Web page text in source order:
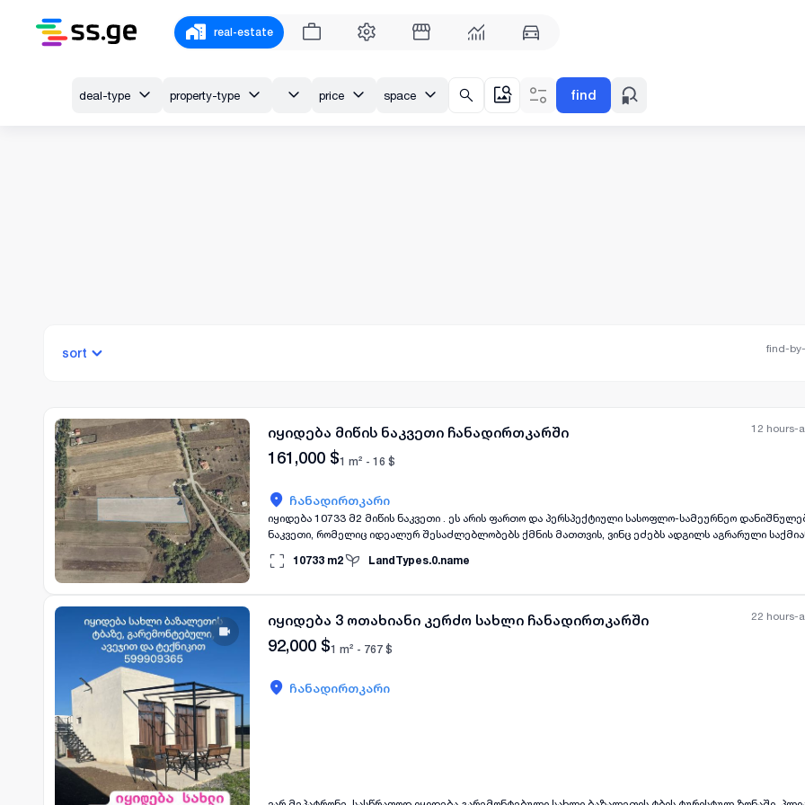
real-estate
deal-type property-type price space find
sort find-
12 hours-
იყიდება მიწის ნაკვეთი ჩანადირთკარში
161,000 $1 m² - 16 $
ჩანადირთკარი
იყიდება 10733 მ2 მიწის ნაკვეთი . ეს არის ფართო და პერსპექტიული სასოფლო-სამეურნეო
ნაკვეთი, რომელიც იდეალურ შესაძლებლობებს ქმნის მათთვის, ვინც ეძებს ადგილს აგრარული
გრძელვადიანი ინვესტიციისთვის. ნაკვეთი მდებარეობს მშვიდ და ბუნებრივ გარემოში, რაც ხელს
მიწათმოქმედებას. მისი შთამბეჭდავი ზომა საშუალებას გაძლევთ განახორციელოთ მრავალფეროვანი
შემთხვევაში გთხოვთ დამიკავშირდეთ განცხადებაში მითითებულ ნომერზე. დამიკავშირდით მითითებულ ნომერზე-
ანი whatsapp.
10733 m2 LandTypes.0.name
22 hours-
იყიდება 3 ოთახიანი კერძო სახლი ჩანადირთკარში
92,000 $1 m² - 767 $
ჩანადირთკარი